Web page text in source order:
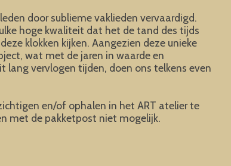
door sublieme vaklieden vervaardigd.
hoge kwaliteit dat het de tand des tijds
klokken kijken. Aangezien deze unieke
wat met de jaren in waarde en
lang vervlogen tijden, doen ons telkens even
en/of ophalen in het ART atelier te
met de pakketpost niet mogelijk.